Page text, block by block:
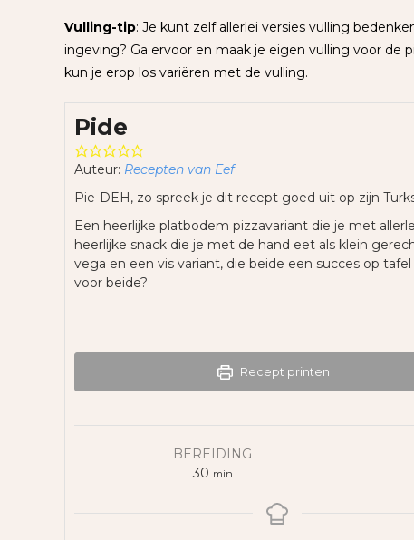
Vulling-tip: Je kunt zelf allerlei versies vulling
ingeving? Ga ervoor en maak je eigen vulling voor de
kun je erop los variëren met de vulling.
Pide
Auteur: Recepten van Eef
Pie-DEH, zo spreek je dit recept goed uit op zijn
Een heerlijke platbodem pizzavariant die je met
heerlijke snack die je met de hand eet als klein
vega en een vis variant, die beide een succes op
voor beide?
Recept printen
BEREIDING
30minuten
min